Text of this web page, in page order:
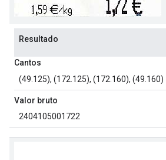
Resultado
Cantos
(49.125), (172.125), (172.160), (49.160)
Valor bruto
2404105001722